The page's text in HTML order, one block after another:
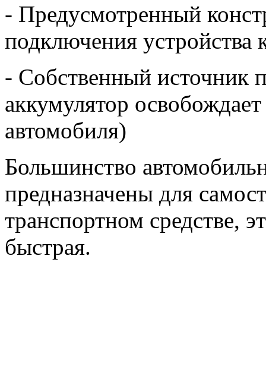
- Предусмотренный
подключения устройства
- Собственный источник
аккумулятор
автомобиля)
Большинство
предназначены для
транспортном средстве,
быстрая.